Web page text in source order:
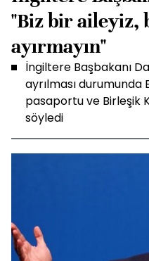
"Biz bir aileyiz,
ayırmayın"
İngiltere Başbakanı
ayrılması durumunda
pasaportu ve Birleşik
söyledi